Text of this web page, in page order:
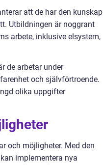
att de har den kunskap
Utbildningen är noggrant
arbete, inklusive elsystem,
de arbetar under
och självförtroende.
olika uppgifter
och möjligheter. Med den
implementera nya